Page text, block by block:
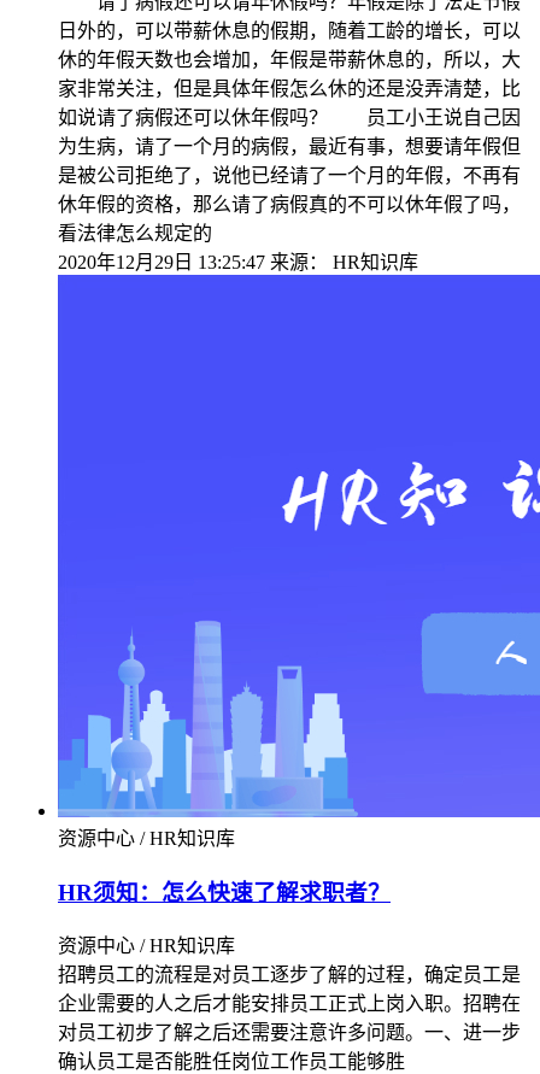
日外的，可以带薪休息的假期，随着工龄的增长，可以
休的年假天数也会增加，年假是带薪休息的，所以，大
家非常关注，但是具体年假怎么休的还是没弄清楚，比
如说请了病假还可以休年假吗？ 员工小王说自己因
为生病，请了一个月的病假，最近有事，想要请年假但
是被公司拒绝了，说他已经请了一个月的年假，不再有
休年假的资格，那么请了病假真的不可以休年假了吗，
看法律怎么规定的
2020年12月29日 13:25:47 来源： HR知识库
资源中心 / HR知识库
HR须知：怎么快速了解求职者？
资源中心 / HR知识库
招聘员工的流程是对员工逐步了解的过程，确定员工是
企业需要的人之后才能安排员工正式上岗入职。招聘在
对员工初步了解之后还需要注意许多问题。一、进一步
确认员工是否能胜任岗位工作员工能够胜